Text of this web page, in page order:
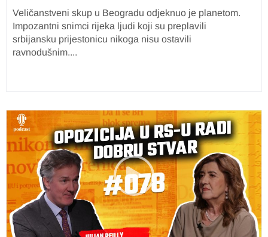
Veličanstveni skup u Beogradu odjeknuo je planetom.
Impozantni snimci rijeka ljudi koji su preplavili
srbijansku prijestonicu nikoga nisu ostavili
ravnodušnim....